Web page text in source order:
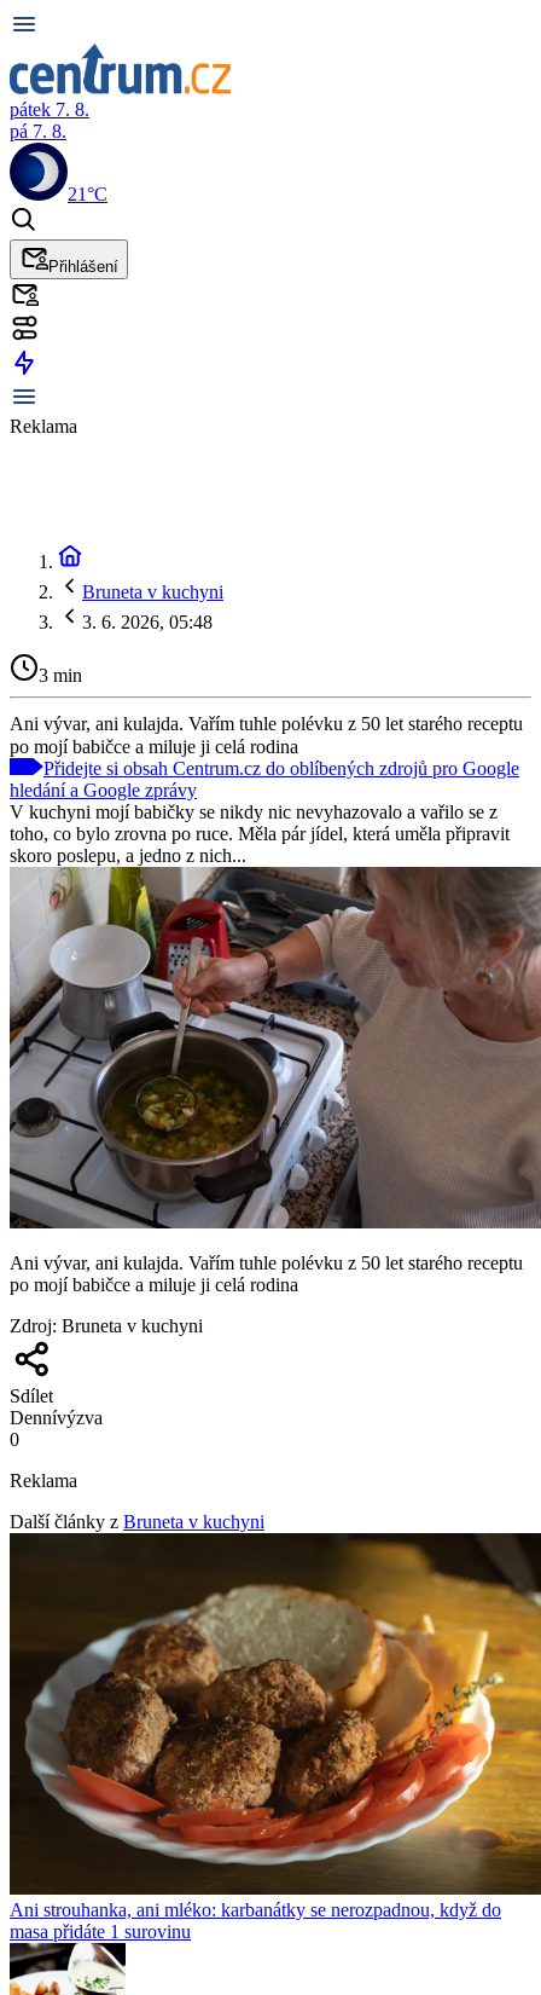
pátek 7. 8.
pá 7. 8.
21°C
Přihlášení
Reklama
Bruneta v kuchyni
3. 6. 2026, 05:48
3 min
Ani vývar, ani kulajda. Vařím tuhle polévku z 50 let starého receptu
po mojí babičce a miluje ji celá rodina
Přidejte si obsah Centrum.cz do oblíbených zdrojů pro Google
hledání a Google zprávy
V kuchyni mojí babičky se nikdy nic nevyhazovalo a vařilo se z
toho, co bylo zrovna po ruce. Měla pár jídel, která uměla připravit
skoro poslepu, a jedno z nich...
Ani vývar, ani kulajda. Vařím tuhle polévku z 50 let starého receptu
po mojí babičce a miluje ji celá rodina
Zdroj: Bruneta v kuchyni
Sdílet
Dennívýzva
0
Reklama
Další články z Bruneta v kuchyni
Ani strouhanka, ani mléko: karbanátky se nerozpadnou, když do
masa přidáte 1 surovinu